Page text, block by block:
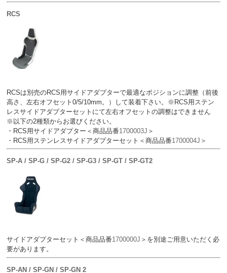
RCS
RCSは別売のRCS用サイドアダプターで最適なポジションに調整（前後
高さ、左右オフセット0/5/10mm。）して装着下さい。※RCS用ステン
レスサイドアダプターセットにて左右オフセットの調整はできません
※以下の2種類からお選びください。
・RCS用サイドアダプター＜商品品番1700003J ＞
・RCS用ステンレスサイドアダプターセット＜商品品番1700004J ＞
SP-A / SP-G / SP-G2 / SP-G3 / SP-GT / SP-GT2
サイドアダプターセット＜商品品番1700000J ＞を別途ご用意いただく必
要があります。
SP-AN / SP-GN / SP-GN 2